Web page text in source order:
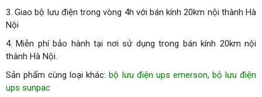
3. Giao bộ lưu điện trong vòng 4h với bán kính 20km nội thành Hà
Nội
4. Miễn phí bảo hành tại nơi sử dụng trong bán kính 20km nội
thành Hà Nội.
Sản phẩm cùng loại khác:bộ lưu điện ups emerson, bộ lưu điện
ups sunpac